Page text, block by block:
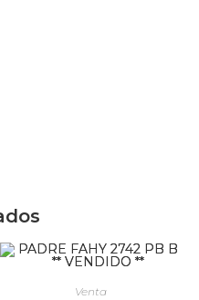
Venta